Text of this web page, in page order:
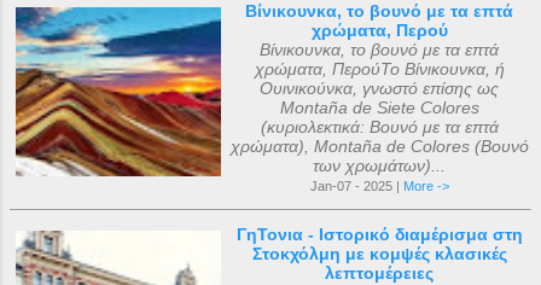
Βίνικουνκα, το βουνό με τα επτά
χρώματα, Περού
Βίνικουνκα, το βουνό με τα επτά
χρώματα, ΠερούΤο Βίνικουνκα, ή
Ουινικούνκα, γνωστό επίσης ως
Montaña de Siete Colores
(κυριολεκτικά: Βουνό με τα επτά
χρώματα), Montaña de Colores (Βουνό
των χρωμάτων)...
Jan-07 - 2025 | More ->
ΓηΤονια - Ιστορικό διαμέρισμα στη
Στοκχόλμη με κομψές κλασικές
λεπτομέρειες